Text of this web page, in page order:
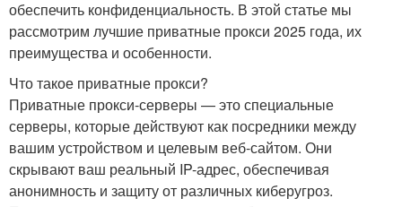
обеспечить конфиденциальность. В этой статье мы
рассмотрим лучшие приватные прокси 2025 года, их
преимущества и особенности.
Что такое приватные прокси?
Приватные прокси-серверы — это специальные
серверы, которые действуют как посредники между
вашим устройством и целевым веб-сайтом. Они
скрывают ваш реальный IP-адрес, обеспечивая
анонимность и защиту от различных киберугроз.